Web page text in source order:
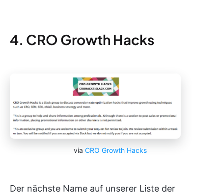
4. CRO Growth Hacks
via CRO Growth Hacks
Der nächste Name auf unserer Liste der